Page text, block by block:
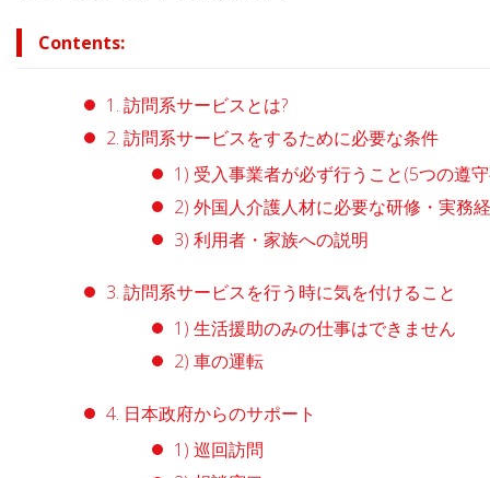
Contents:
1. 訪問系サービスとは?
2. 訪問系サービスをするために必要な条件
1) 受入事業者が必ず行うこと(5つの遵
2) 外国人介護人材に必要な研修・実務
3) 利用者・家族への説明
3. 訪問系サービスを行う時に気を付けること
1) 生活援助のみの仕事はできません
2) 車の運転
4. 日本政府からのサポート
1) 巡回訪問